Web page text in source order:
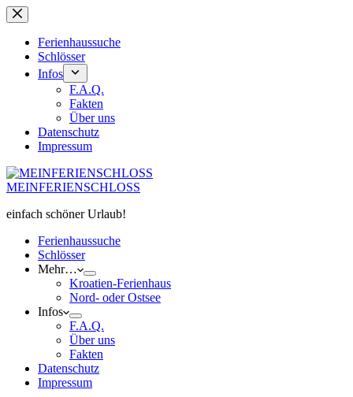
Zum
Inhalt
springenFerienhaussuche
Schlösser
Infos
F.A.Q.
Fakten
Über uns
Datenschutz
Impressum
MEINFERIENSCHLOSS
einfach schöner Urlaub!
Ferienhaussuche
Schlösser
Mehr…
Kroatien-Ferienhaus
Nord- oder Ostsee
Infos
F.A.Q.
Über uns
Fakten
Datenschutz
Impressum